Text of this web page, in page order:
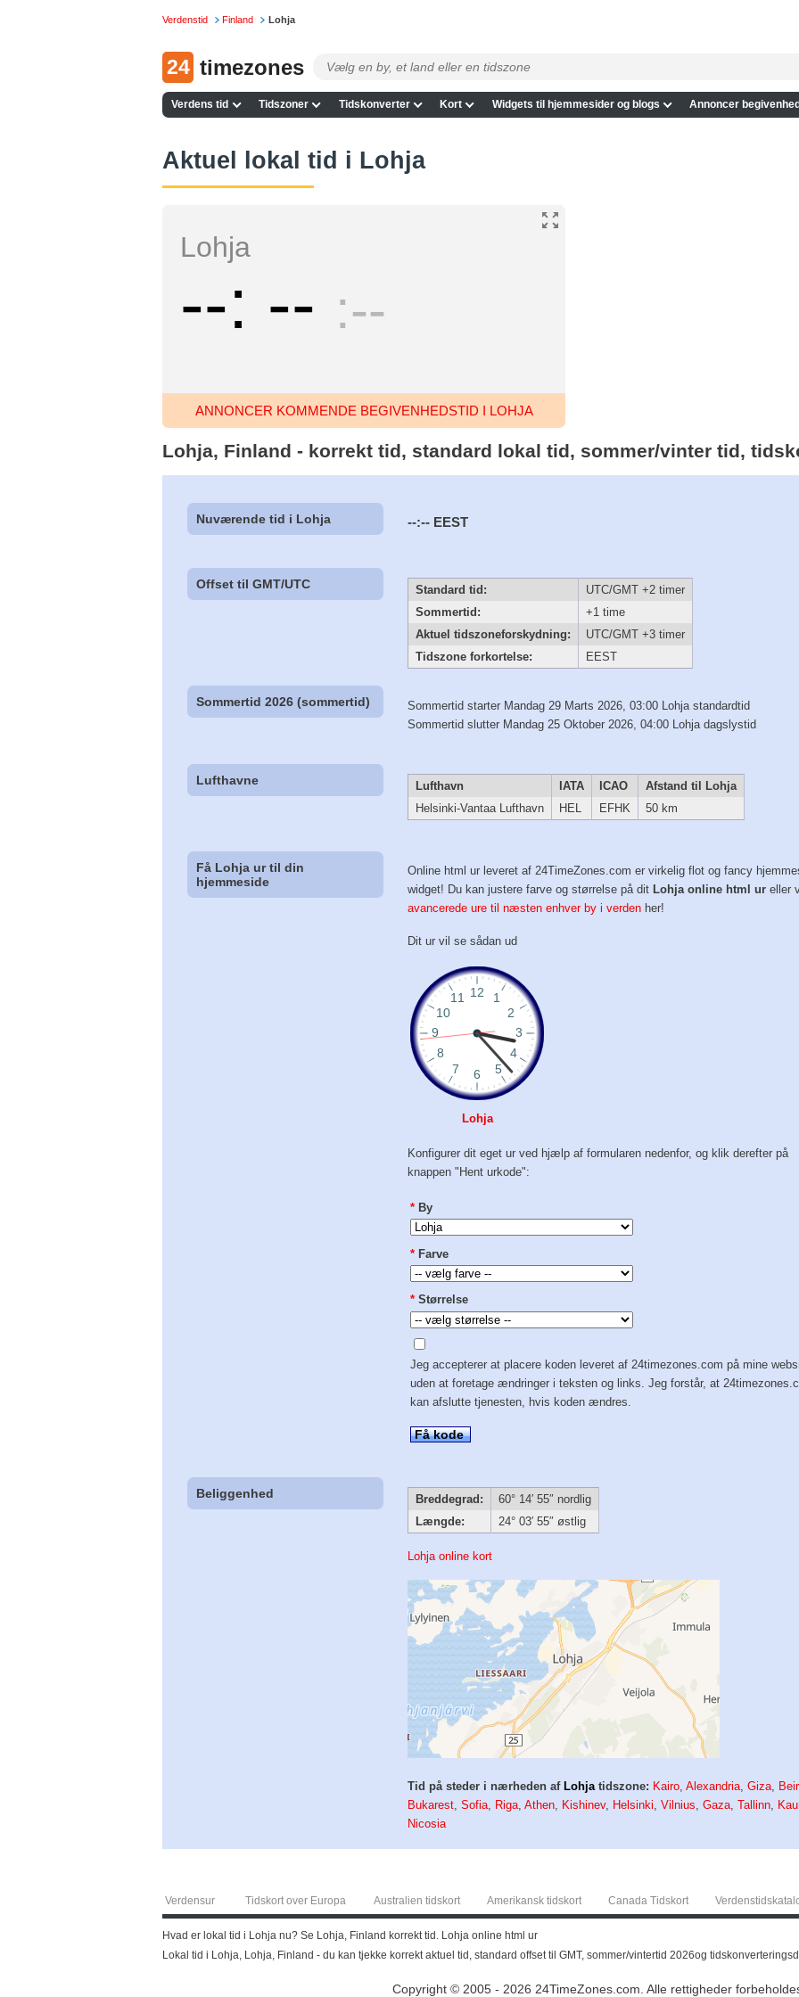
Verdenstid Finland Lohja
24 timezones
Verdens tid Tidszoner Tidskonverter Kort Widgets til hjemmesider og blogs Annoncer
Aktuel lokal tid i Lohja
Lohja
-- -- --
ANNONCER KOMMENDE BEGIVENHEDSTID I LOHJA
Lohja, Finland - korrekt tid, standard lokal tid, sommer/vinter tid,
Nuværende tid i Lohja --:-- EEST
Offset til GMT/UTC Standard tid:
UTC/GMT +2 timer
Sommertid:
+1 time
Aktuel tidszoneforskydning:
UTC/GMT +3 timer
Tidszone forkortelse:
EEST
Sommertid 2026 (sommertid)
Sommertid starter Mandag 29 Marts 2026, 03:00 Lohja standardtid
Sommertid slutter Mandag 25 Oktober 2026, 04:00 Lohja dagslystid
Lufthavne Lufthavn IATA ICAO
Afstand til Lohja
Helsinki-Vantaa Lufthavn
HEL EFHK 50 km
Få Lohja ur til din
hjemmeside
Online html ur leveret af 24TimeZones.com er virkelig flot og fancy
widget! Du kan justere farve og størrelse på dit Lohja online html ur eller
avancerede ure til næsten enhver by i verden her!
Dit ur vil se sådan ud
Lohja
Konfigurer dit eget ur ved hjælp af formularen nedenfor, og klik derefter på
knappen "Hent urkode":
* By
* Farve
* Størrelse
Jeg accepterer at placere koden leveret af 24timezones.com på mine
uden at foretage ændringer i teksten og links. Jeg forstår, at
kan afslutte tjenesten, hvis koden ændres.
Få kode
Beliggenhed Breddegrad:
60° 14′ 55″ nordlig
Længde:
24° 03′ 55″ østlig
Lohja online kort
Tid på steder i nærheden af Lohjatidszone: Kairo,Alexandria,Giza,
Bukarest,Sofia, Riga,Athen, Kishinev, Helsinki,Vilnius,Gaza,Tallinn,
Nicosia
Verdensur Tidskort over Europa Australien tidskort Amerikansk tidskort Canada Tidskort
Hvad er lokal tid i Lohja nu? Se Lohja, Finland korrekt tid. Lohja online html ur
Lokal tid i Lohja, Lohja, Finland - du kan tjekke korrekt aktuel tid, standard offset til GMT, sommer/vintertid 2026og
Copyright © 2005 - 2026 24TimeZones.com. Alle rettigheder